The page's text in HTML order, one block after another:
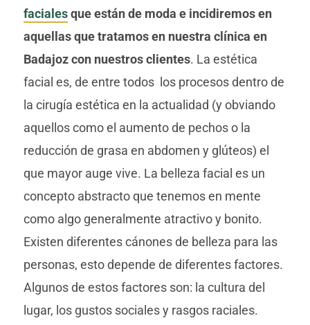
facialesque están de moda e incidiremos en
aquellas que tratamos en nuestra clínica en
Badajoz con nuestros clientes. La estética
facial es, de entre todos los procesos dentro de
la cirugía estética en la actualidad (y obviando
aquellos como el aumento de pechos o la
reducción de grasa en abdomen y glúteos) el
que mayor auge vive. La belleza facial es un
concepto abstracto que tenemos en mente
como algo generalmente atractivo y bonito.
Existen diferentes cánones de belleza para las
personas, esto depende de diferentes factores.
Algunos de estos factores son: la cultura del
lugar, los gustos sociales y rasgos raciales.